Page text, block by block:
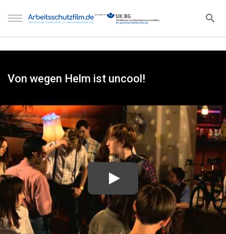
Von wegen Helm ist uncool!